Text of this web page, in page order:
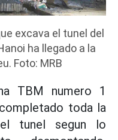
excava el tunel del
ha llegado a la
Foto: MRB
TBM numero 1
toda la
tunel segun lo